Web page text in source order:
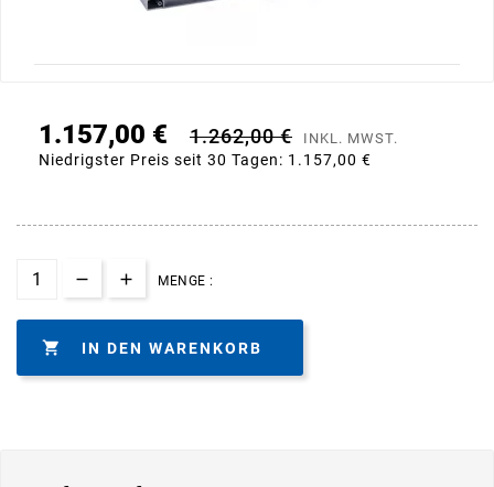
1.157,00 € 1.262,00 € INKL. MWST.
Niedrigster Preis seit 30 Tagen: 1.157,00 €
MENGE :
 IN DEN WARENKORB